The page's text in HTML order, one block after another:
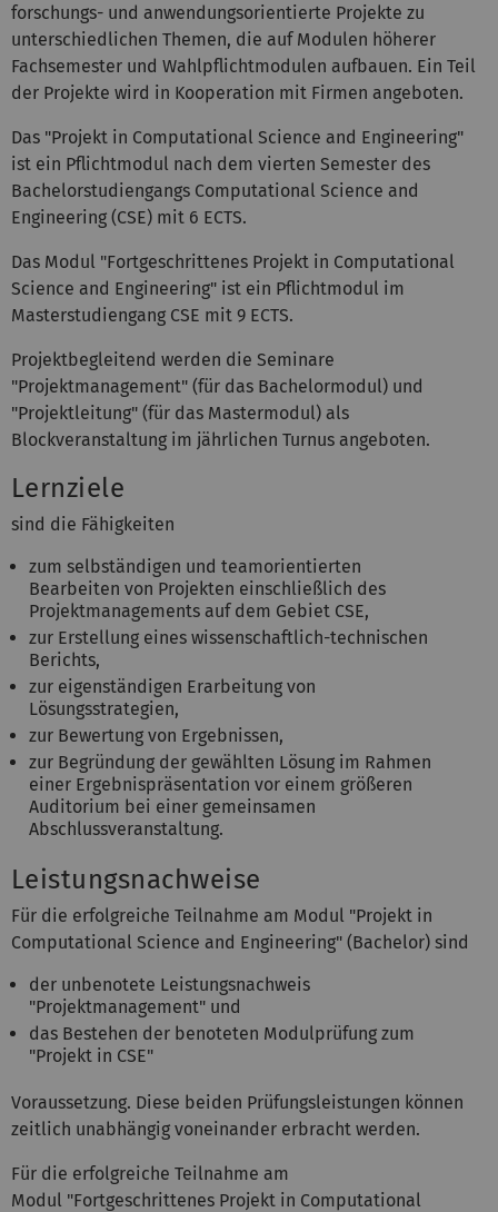
forschungs- und anwendungsorientierte Projekte zu
unterschiedlichen Themen, die auf Modulen höherer
Fachsemester und Wahlpflichtmodulen aufbauen. Ein Teil
der Projekte wird in Kooperation mit Firmen angeboten.
Das "Projekt in Computational Science and Engineering"
ist ein Pflichtmodul nach dem vierten Semester des
Bachelorstudiengangs Computational Science and
Engineering (CSE) mit 6 ECTS.
Das Modul "Fortgeschrittenes Projekt in Computational
Science and Engineering" ist ein Pflichtmodul im
Masterstudiengang CSE mit 9 ECTS.
Projektbegleitend werden die Seminare
"Projektmanagement" (für das Bachelormodul) und
"Projektleitung" (für das Mastermodul) als
Blockveranstaltung im jährlichen Turnus angeboten.
Lernziele
sind die Fähigkeiten
zum selbständigen und teamorientierten
Bearbeiten von Projekten einschließlich des
Projektmanagements auf dem Gebiet CSE,
zur Erstellung eines wissenschaftlich-technischen
Berichts,
zur eigenständigen Erarbeitung von
Lösungsstrategien,
zur Bewertung von Ergebnissen,
zur Begründung der gewählten Lösung im Rahmen
einer Ergebnispräsentation vor einem größeren
Auditorium bei einer gemeinsamen
Abschlussveranstaltung.
Leistungsnachweise
Für die erfolgreiche Teilnahme am Modul "Projekt in
Computational Science and Engineering" (Bachelor) sind
der unbenotete Leistungsnachweis
"Projektmanagement" und
das Bestehen der benoteten Modulprüfung zum
"Projekt in CSE"
Voraussetzung. Diese beiden Prüfungsleistungen können
zeitlich unabhängig voneinander erbracht werden.
Für die erfolgreiche Teilnahme am
Modul "Fortgeschrittenes Projekt in Computational